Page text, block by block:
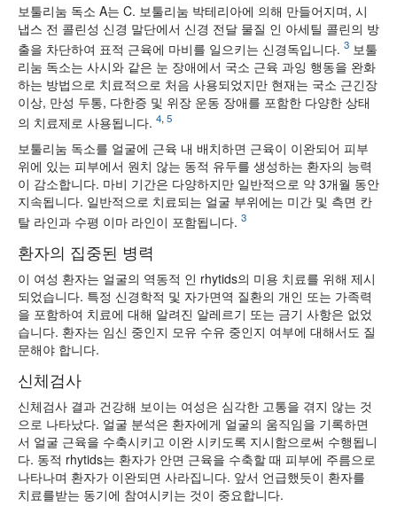
보툴리눔 독소 A는 C. 보툴리눔 박테리아에 의해 만들어지며, 시
냅스 전 콜린성 신경 말단에서 신경 전달 물질 인 아세틸 콜린의 방
출을 차단하여 표적 근육에 마비를 일으키는 신경독입니다. 3 보툴
리눔 독소는 사시와 같은 눈 장애에서 국소 근육 과잉 행동을 완화
하는 방법으로 치료적으로 처음 사용되었지만 현재는 국소 근긴장
이상, 만성 두통, 다한증 및 위장 운동 장애를 포함한 다양한 상태
의 치료제로 사용됩니다. 4, 5
보툴리눔 독소를 얼굴에 근육 내 배치하면 근육이 이완되어 피부
위에 있는 피부에서 원치 않는 동적 유두를 생성하는 환자의 능력
이 감소합니다. 마비 기간은 다양하지만 일반적으로 약 3개월 동안
지속됩니다. 일반적으로 치료되는 얼굴 부위에는 미간 및 측면 칸
탈 라인과 수평 이마 라인이 포함됩니다. 3
환자의 집중된 병력
이 여성 환자는 얼굴의 역동적 인 rhytids의 미용 치료를 위해 제시
되었습니다. 특정 신경학적 및 자가면역 질환의 개인 또는 가족력
을 포함하여 치료에 대해 알려진 알레르기 또는 금기 사항은 없었
습니다. 환자는 임신 중인지 모유 수유 중인지 여부에 대해서도 질
문해야 합니다.
신체검사
신체검사 결과 건강해 보이는 여성은 심각한 고통을 겪지 않는 것
으로 나타났다. 얼굴 분석은 환자에게 얼굴의 움직임을 기록하면
서 얼굴 근육을 수축시키고 이완 시키도록 지시함으로써 수행됩니
다. 동적 rhytids는 환자가 안면 근육을 수축할 때 피부에 주름으로
나타나며 환자가 이완되면 사라집니다. 앞서 언급했듯이 환자를
치료를받는 동기에 참여시키는 것이 중요합니다.